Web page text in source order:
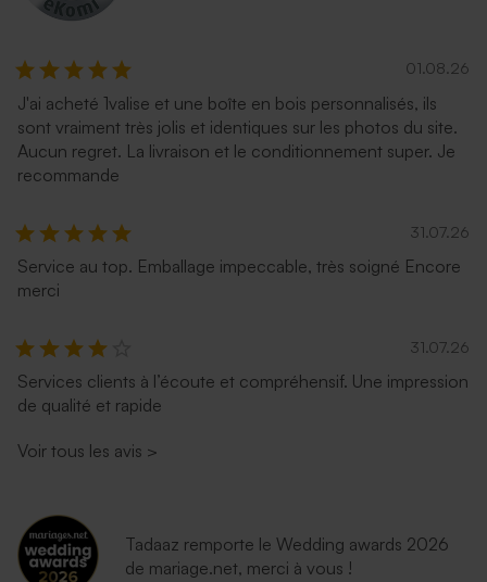
01.08.26
J'ai acheté 1valise et une boîte en bois personnalisés, ils
sont vraiment très jolis et identiques sur les photos du site.
Aucun regret. La livraison et le conditionnement super. Je
recommande
31.07.26
Service au top. Emballage impeccable, très soigné Encore
merci
31.07.26
Services clients à l’écoute et compréhensif. Une impression
de qualité et rapide
Voir tous les avis >
Tadaaz remporte le Wedding awards 2026
de mariage.net, merci à vous !